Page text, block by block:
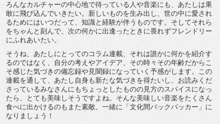
ろんなカルチャーの中心地で待っている人や音楽にも、あたしは果
敢に飛び込んでいきたい。新しいものを生み出し、世の中に愛され
るためにはいつだって、知識と経験が伴うものです。そしてそれら
をちゃんと刻んで、次の何かに出逢ったときに畏れずフレンドリー
にふれあいたい。
そうね、あたしにとってのコラム連載、それは誰かに何かを紹介す
るのではなく、自分の考えやアイデア、その時々その年齢だからこ
そ感じた気づきの備忘録や見聞録になっていく予感がします。この
連載を通して、あたし自身も新たな気づきを得たいし、お読みくだ
さっているみなさんにもちょっとしたものの見方のスパイスになっ
たら、とても美味しそうですよね。そんな美味しい音楽をたくさん
食べに出かけるのもまた素敵。一緒に「文化間バックパッカー」に
なりましょう！